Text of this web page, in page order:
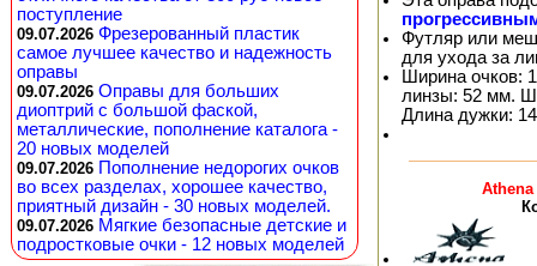
поступление
09.07.2026 Фрезерованный пластик
самое лучшее качество и надежность
оправы
09.07.2026 Оправы для больших
диоптрий с большой фаской,
металлические, пополнение каталога -
20 новых моделей
09.07.2026 Пополнение недорогих очков
во всех разделах, хорошее качество,
приятный дизайн - 30 новых моделей.
09.07.2026 Мягкие безопасные детские и
подростковые очки - 12 новых моделей
Футляр или
для ухода за
Ширина очков:
линзы: 52 мм.
Длина дужки: